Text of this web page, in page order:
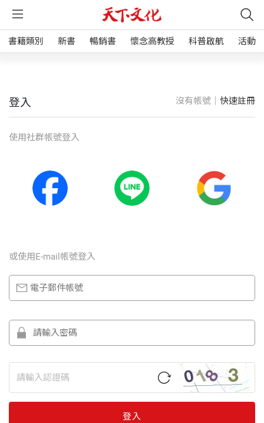
書籍類別 新書 暢銷書 懷念高教授 科普啟航 活動
登入 沒有帳號｜ 快速註冊
使⽤社群帳號登入
或使⽤E-mail帳號登入
登入